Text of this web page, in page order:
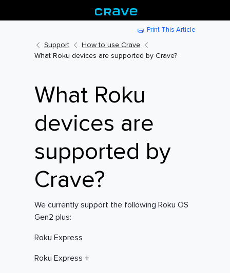
Print This Article
Support
How to use Crave
What Roku devices are supported by Crave?
What Roku
devices are
supported by
Crave?
We currently support the following Roku OS
Gen2 plus:
Roku Express
Roku Express +